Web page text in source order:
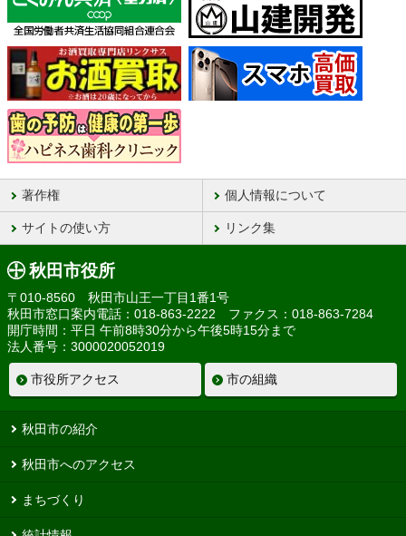
著作権 個人情報について
サイトの使い方 リンク集
秋田市役所
〒010-8560 秋田市山王一丁目1番1号
秋田市窓口案内電話：018-863-2222 ファクス：018-863-7284
開庁時間：平日 午前8時30分から午後5時15分まで
法人番号：3000020052019
市役所アクセス 市の組織
秋田市の紹介
秋田市へのアクセス
まちづくり